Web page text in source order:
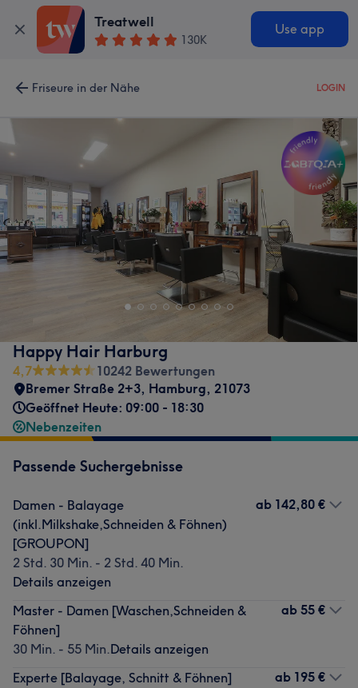
Treatwell
130K
Use app
Friseure in der Nähe LOGIN
Happy Hair Harburg
4,7
10242 Bewertungen
Bremer Straße 2+3, Hamburg, 21073
Geöffnet Heute: 09:00 - 18:30
Nebenzeiten
Passende Suchergebnisse
Damen - Balayage
(inkl.Milkshake,Schneiden & Föhnen)
[GROUPON]
2 Std. 30 Min. - 2 Std. 40 Min.
Details anzeigen
ab 142,80 €
Master - Damen [Waschen,Schneiden &
Föhnen]
30 Min. - 55 Min.Details anzeigen
ab 55 €
Experte [Balayage, Schnitt & Föhnen]
ab 195 €